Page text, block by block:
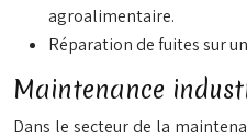
agroalimentaire.
Réparation de fuites sur
Maintenance
Dans le secteur de la